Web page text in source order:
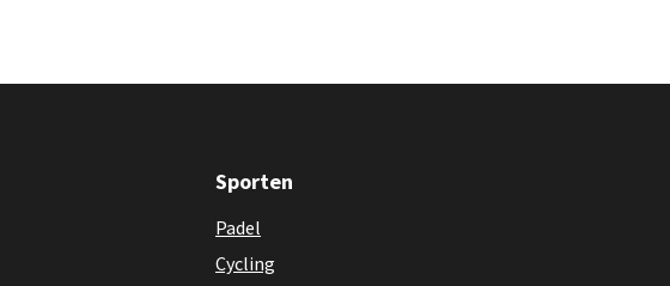
Sporten
Padel
Cycling